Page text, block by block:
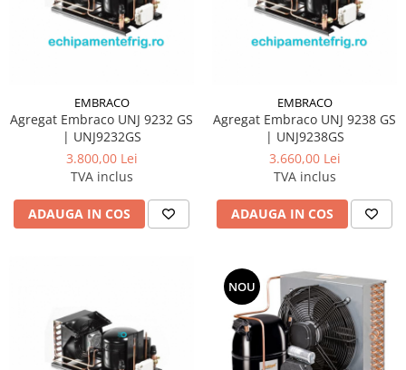
EMBRACO
Agregat Embraco UNJ 9232 GS
| UNJ9232GS
3.800,00 Lei
TVA inclus
ADAUGA IN COS
EMBRACO
Agregat Embraco UNJ 9238 GS
| UNJ9238GS
3.660,00 Lei
TVA inclus
ADAUGA IN COS
NOU